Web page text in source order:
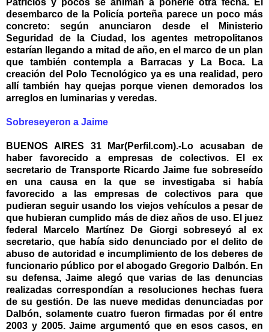
Patricios y pocos se animan a ponerle otra fecha. El
desembarco de la Policía porteña parece un poco más
concreto: según anunciaron desde el Ministerio
Seguridad de la Ciudad, los agentes metropolitanos
estarían llegando a mitad de año, en el marco de un plan
que también contempla a Barracas y La Boca. La
creación del Polo Tecnológico ya es una realidad, pero
allí también hay quejas porque vienen demorados los
arreglos en luminarias y veredas.
Sobreseyeron a Jaime
BUENOS AIRES 31 Mar(Perfil.com).-Lo acusaban de
haber favorecido a empresas de colectivos. El ex
secretario de Transporte Ricardo Jaime fue sobreseído
en una causa en la que se investigaba si había
favorecido a las empresas de colectivos para que
pudieran seguir usando los viejos vehículos a pesar de
que hubieran cumplido más de diez años de uso. El juez
federal Marcelo Martínez De Giorgi sobreseyó al ex
secretario, que había sido denunciado por el delito de
abuso de autoridad e incumplimiento de los deberes de
funcionario público por el abogado Gregorio Dalbón. En
su defensa, Jaime alegó que varias de las denuncias
realizadas correspondían a resoluciones hechas fuera
de su gestión. De las nueve medidas denunciadas por
Dalbón, solamente cuatro fueron firmadas por él entre
2003 y 2005. Jaime argumentó que en esos casos, en